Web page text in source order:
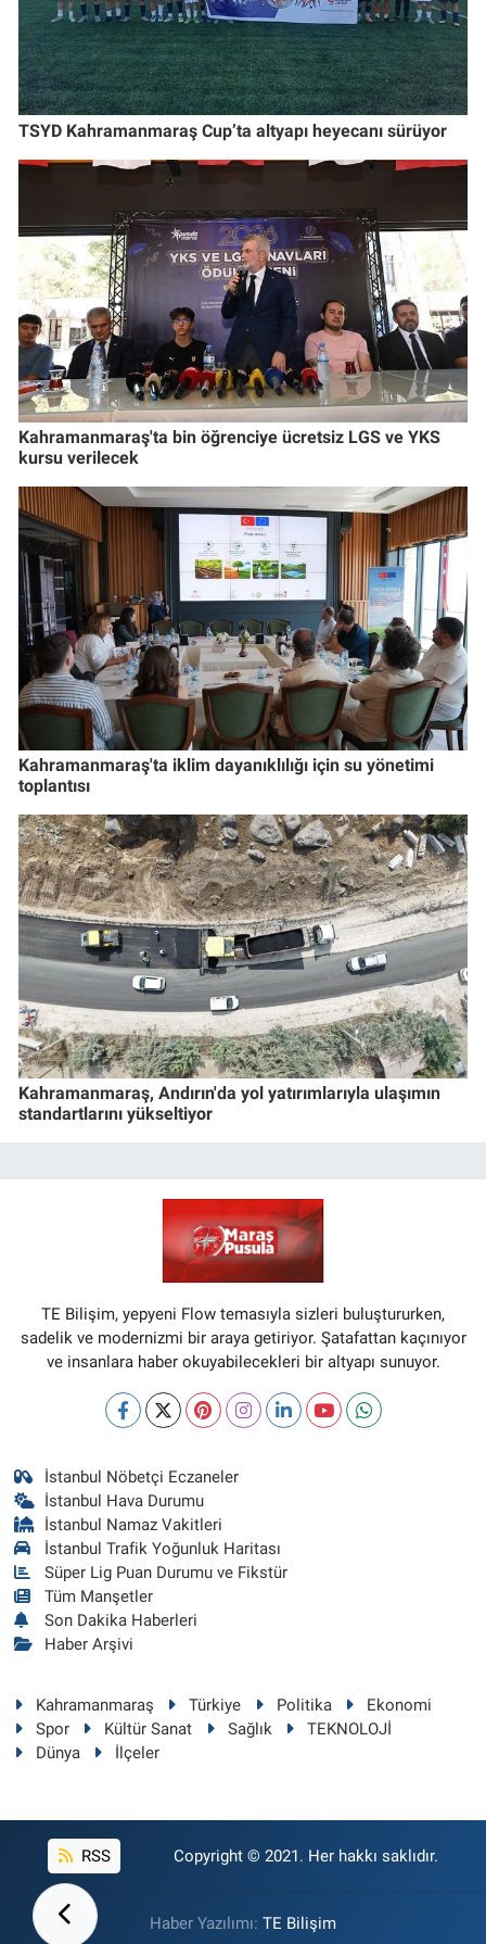
TSYD Kahramanmaraş Cup’ta altyapı heyecanı sürüyor
Kahramanmaraş'ta bin öğrenciye ücretsiz LGS ve YKS
kursu verilecek
Kahramanmaraş'ta iklim dayanıklılığı için su yönetimi
toplantısı
Kahramanmaraş, Andırın'da yol yatırımlarıyla ulaşımın
standartlarını yükseltiyor
TE Bilişim, yepyeni Flow temasıyla sizleri buluştururken,
sadelik ve modernizmi bir araya getiriyor. Şatafattan kaçınıyor
ve insanlara haber okuyabilecekleri bir altyapı sunuyor.
İstanbul Nöbetçi Eczaneler
İstanbul Hava Durumu
İstanbul Namaz Vakitleri
İstanbul Trafik Yoğunluk Haritası
Süper Lig Puan Durumu ve Fikstür
Tüm Manşetler
Son Dakika Haberleri
Haber Arşivi
Kahramanmaraş Türkiye Politika
Ekonomi
Spor
Kültür Sanat Sağlık
TEKNOLOJİ
Dünya
İlçeler
RSS Copyright © 2021. Her hakkı saklıdır.
Haber Yazılımı: TE Bilişim